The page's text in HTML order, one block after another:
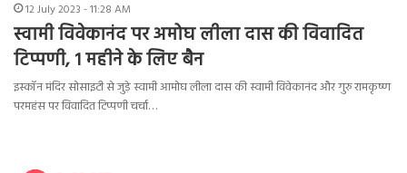
12 July 2023 - 11:28 AM
स्वामी विवेकानंद पर अमोघ लीला दास की विवादित
टिप्पणी, 1 महीने के लिए बैन
इस्कॉन मंदिर सोसाइटी से जुड़े स्वामी आमोघ लीला दास की स्वामी विवेकानंद और गुरु रामकृष्ण
परमहंस पर विवादित टिप्पणी चर्चा…